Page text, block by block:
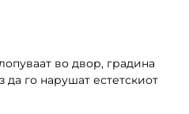
во двор, градина
го нарушат естетскиот